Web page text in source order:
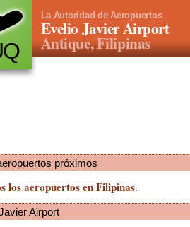
La Autoridad de Aeropuertos
Evelio Javier Airport
Antique, Filipinas
próximos
los aeropuertos en Filipinas.
Airport